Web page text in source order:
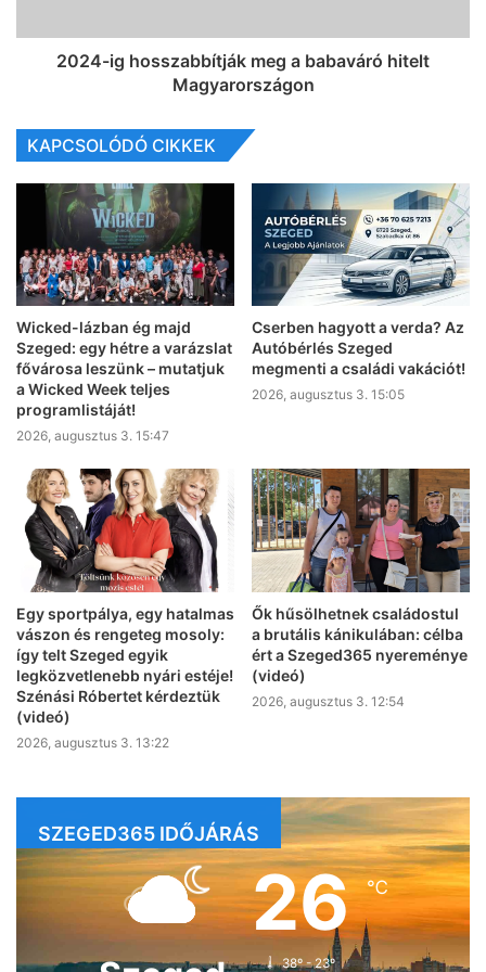
2024-ig hosszabbítják meg a babaváró hitelt
Magyarországon
KAPCSOLÓDÓ CIKKEK
Wicked-lázban ég majd
Szeged: egy hétre a varázslat
fővárosa leszünk – mutatjuk
a Wicked Week teljes
programlistáját!
2026, augusztus 3. 15:47
Cserben hagyott a verda? Az
Autóbérlés Szeged
megmenti a családi vakációt!
2026, augusztus 3. 15:05
Egy sportpálya, egy hatalmas
vászon és rengeteg mosoly:
így telt Szeged egyik
legközvetlenebb nyári estéje!
Szénási Róbertet kérdeztük
(videó)
2026, augusztus 3. 13:22
Ők hűsölhetnek családostul
a brutális kánikulában: célba
ért a Szeged365 nyereménye
(videó)
2026, augusztus 3. 12:54
SZEGED365 IDŐJÁRÁS
26℃
38º - 23º